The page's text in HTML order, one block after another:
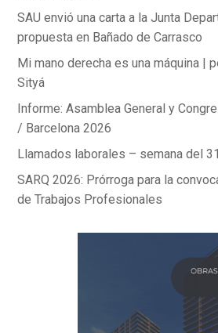
SAU envió una carta a la Junta
propuesta en Bañado de Carrasco
Mi mano derecha es una máquina |
Sityá
Informe: Asamblea General y
/ Barcelona 2026
Llamados laborales – semana del
SARQ 2026: Prórroga para la
de Trabajos Profesionales